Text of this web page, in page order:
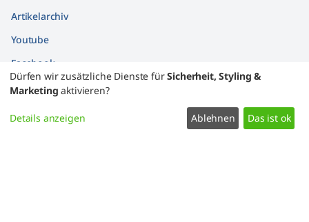
Artikelarchiv
Youtube
Facebook
Findbücher
Widerrufsformular
Dürfen wir zusätzliche Dienste fürSicherheit, Styling &
Marketing aktivieren?
Details anzeigen Ablehnen Das ist ok